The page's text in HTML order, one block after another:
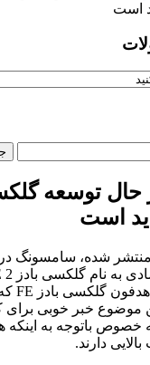
است
شده، سامسونگ
موضوع خبر خوبی برای
باتوجه به